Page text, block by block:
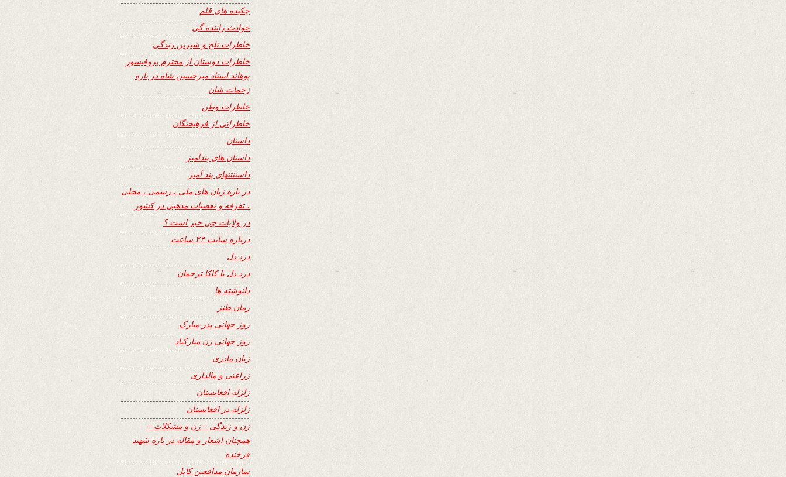
چکیده های قلم
حوادث راننده گی
خاطرات تلخ و شیرین زندگی
خاطرات دوستان از محترم پروفیسور
پوهاند استاد میرحسین شاه در باره
زحمات شان
خاطرات وطن
خاطراتی از فرهیختگان
داستان
داستان های پندآمیز
داستنتنهای پند آمیز
در باره زبان های ملی ، رسمی ، محلی
، تفرقه و تعصبات مذهبی در کشور
در ولایات چی خبر است ؟
درباره سایت ۲۴ ساعت
درد دل
درد دل با کاکا ترجمان
دلنوشته ها
رمان طنز
روز جهانی پدر مبارک
روز جهانی زن مبارکباد
زبان مادری
زراعتی و مالداری
زلزله افغانستان
زلزله در افغانستان
زن و زندگی – زن و مشکلات –
همچنان اشعار و مقاله در باره شهید
فرخنده
سازمان مدافعین کابل